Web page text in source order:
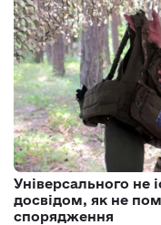
Універсального не
досвідом, як не
спорядження